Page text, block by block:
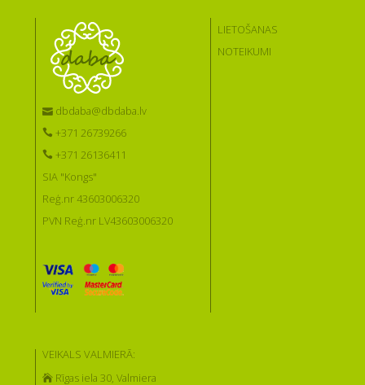
dbdaba@dbdaba.lv
+371 26739266
+371 26136411
SIA "Kongs"
Reģ.nr 43603006320
PVN Reģ.nr LV43603006320
LIETOŠANAS
NOTEIKUMI
VEIKALS VALMIERĀ:
Rīgas iela 30, Valmiera